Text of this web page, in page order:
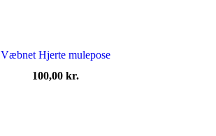
Væbnet Hjerte mulepose
100,00 kr.